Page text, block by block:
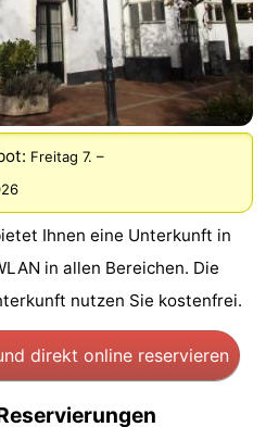
Freitag 7. –
Ihnen eine Unterkunft in
in allen Bereichen. Die
nutzen Sie kostenfrei.
direkt online reservieren